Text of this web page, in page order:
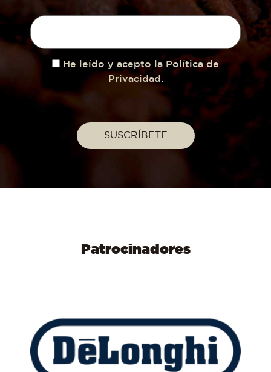
He leído y acepto la Política de
Privacidad.
Patrocinadores